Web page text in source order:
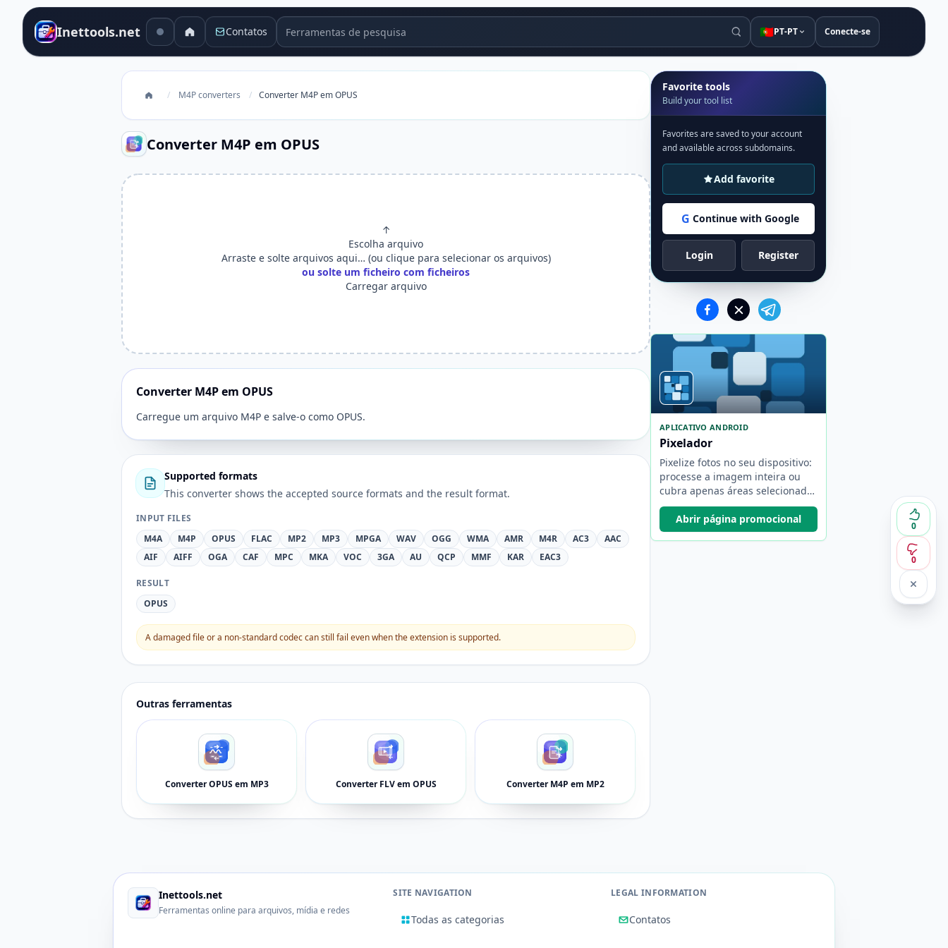
Inettools.net Contatos Ferramentas de pesquisa 🇵🇹PT-PT Conecte-se
/ M4P converters / Converter M4P em OPUS
Converter M4P em OPUS
0
0
↑
Escolha arquivo
Arraste e solte arquivos aqui… (ou clique para selecionar os arquivos)
ou solte um ficheiro com ficheiros
Carregar arquivo
Converter M4P em OPUS
Carregue um arquivo M4P e salve-o como OPUS.
Supported formats
This converter shows the accepted source formats and the result format.
INPUT FILES
M4A
M4P OPUS FLAC MP2 MP3 MPGA WAV OGG WMA AMR M4R AC3
AAC
AIF
AIFF OGA CAF MPC MKA VOC 3GA AU QCP MMF KAR EAC3
RESULT
OPUS
A damaged file or a non-standard codec can still fail even when the extension is supported.
Outras ferramentas
Converter OPUS em MP3 Converter FLV em OPUS Converter M4P em MP2
Favorite tools
Build your tool list
Favorites are saved to your account
and available across subdomains.
Add favorite
G Continue with Google
Login Register
APLICATIVO ANDROID
Pixelador
Pixelize fotos no seu dispositivo:
processe a imagem inteira ou
cubra apenas áreas selecionadas
com um pincel.
Abrir página promocional
Inettools.net
Ferramentas online para arquivos, mídia e redes
SITE NAVIGATION
Todas as categorias
LEGAL INFORMATION
Contatos